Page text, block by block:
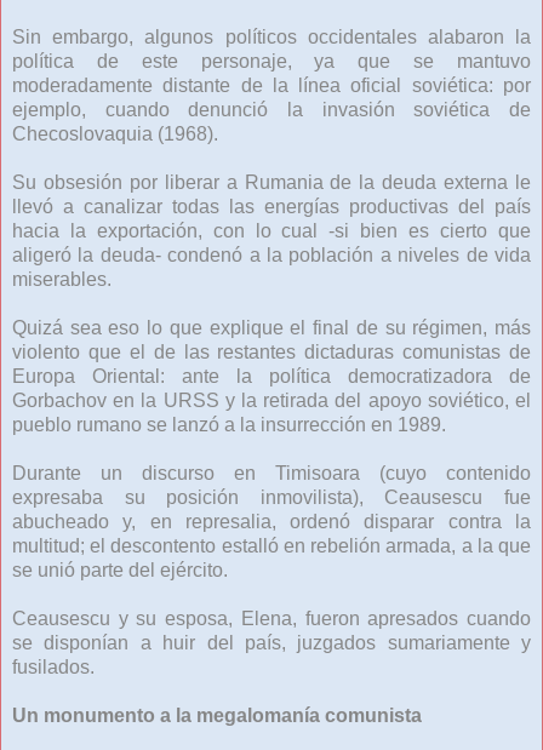
Sin embargo, algunos políticos occidentales alabaron la
política de este personaje, ya que se mantuvo
moderadamente distante de la línea oficial soviética: por
ejemplo, cuando denunció la invasión soviética de
Checoslovaquia (1968).
Su obsesión por liberar a Rumania de la deuda externa le
llevó a canalizar todas las energías productivas del país
hacia la exportación, con lo cual -si bien es cierto que
aligeró la deuda- condenó a la población a niveles de vida
miserables.
Quizá sea eso lo que explique el final de su régimen, más
violento que el de las restantes dictaduras comunistas de
Europa Oriental: ante la política democratizadora de
Gorbachov en la URSS y la retirada del apoyo soviético, el
pueblo rumano se lanzó a la insurrección en 1989.
Durante un discurso en Timisoara (cuyo contenido
expresaba su posición inmovilista), Ceausescu fue
abucheado y, en represalia, ordenó disparar contra la
multitud; el descontento estalló en rebelión armada, a la que
se unió parte del ejército.
Ceausescu y su esposa, Elena, fueron apresados cuando
se disponían a huir del país, juzgados sumariamente y
fusilados.
Un monumento a la megalomanía comunista